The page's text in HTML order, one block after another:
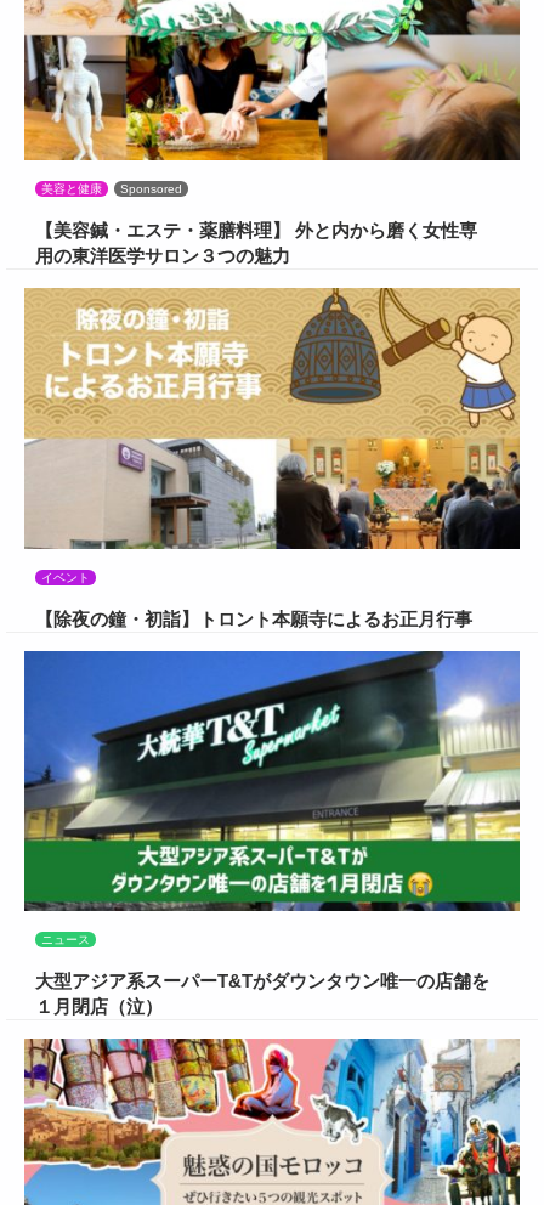
美容と健康 Sponsored
【美容鍼・エステ・薬膳料理】 外と内から磨く女性専
用の東洋医学サロン３つの魅力
イベント
【除夜の鐘・初詣】トロント本願寺によるお正月行事
ニュース
大型アジア系スーパーT&Tがダウンタウン唯一の店舗を
１月閉店（泣）